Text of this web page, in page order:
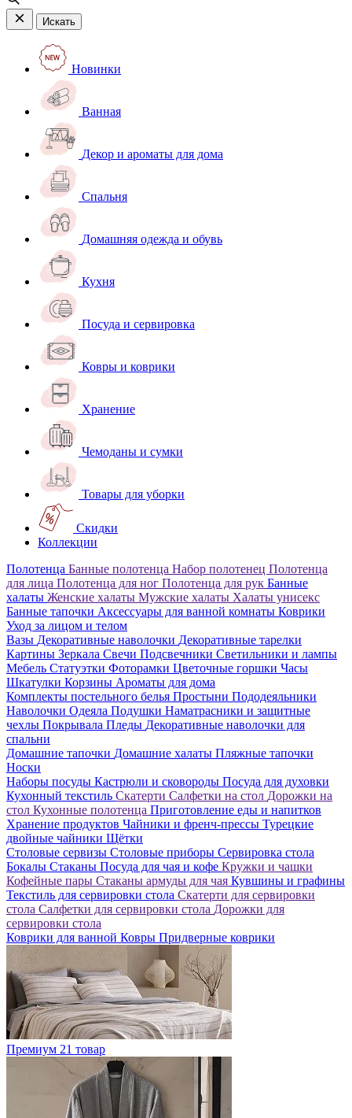
Искать
Новинки
Ванная
Декор и ароматы для дома
Спальня
Домашняя одежда и обувь
Кухня
Посуда и сервировка
Ковры и коврики
Хранение
Чемоданы и сумки
Товары для уборки
Скидки
Коллекции
Полотенца Банные полотенца Набор полотенец Полотенца
для лица Полотенца для ног Полотенца для рук Банные
халаты Женские халаты Мужские халаты Халаты унисекс
Банные тапочки Аксессуары для ванной комнаты Коврики
Уход за лицом и телом
Вазы Декоративные наволочки Декоративные тарелки
Картины Зеркала Свечи Подсвечники Светильники и лампы
Мебель Статуэтки Фоторамки Цветочные горшки Часы
Шкатулки Корзины Ароматы для дома
Комплекты постельного белья Простыни Пододеяльники
Наволочки Одеяла Подушки Наматрасники и защитные
чехлы Покрывала Пледы Декоративные наволочки для
спальни
Домашние тапочки Домашние халаты Пляжные тапочки
Носки
Наборы посуды Кастрюли и сковороды Посуда для духовки
Кухонный текстиль Скатерти Салфетки на стол Дорожки на
стол Кухонные полотенца Приготовление еды и напитков
Хранение продуктов Чайники и френч-прессы Турецкие
двойные чайники Щётки
Столовые сервизы Столовые приборы Сервировка стола
Бокалы Стаканы Посуда для чая и кофе Кружки и чашки
Кофейные пары Стаканы армуды для чая Кувшины и графины
Текстиль для сервировки стола Скатерти для сервировки
стола Салфетки для сервировки стола Дорожки для
сервировки стола
Коврики для ванной Ковры Придверные коврики
Премиум 21 товар